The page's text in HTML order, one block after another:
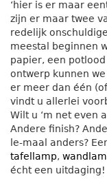
‘hier is er maar
zijn er maar twee
redelijk
meestal beginnen
papier, een
ontwerp kunnen
er meer dan één
vindt u allerlei
Wilt u ‘m net even
Andere finish?
le-maal anders?
tafellamp,
écht een uitdaging!